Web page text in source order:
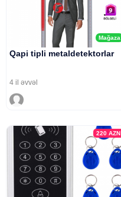
Mağaza
Qapi tipli metaldetektorlar
4 il əvvəl
220AZN